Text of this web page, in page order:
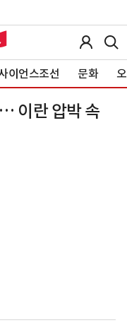
이언스조선 문화
이란 압박 속